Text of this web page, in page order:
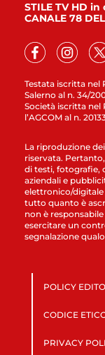
Testata iscritta nel
Salerno al n. 34/
Società iscritta nel
l’AGCOM al n.
STILE TV HD
CANALE 78
La riproduzione
riservata.
di testi, fotografie,
aziendali e
elettronico/digitale
tutto quanto è
non è
esercitare un
segnalazione
POLICY
CODICE
PRIVACY